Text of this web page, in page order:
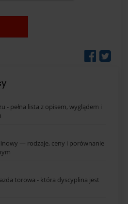
- pełna lista z opisem, wyglądem i
— rodzaje, ceny i porównanie
torowa - która dyscyplina jest